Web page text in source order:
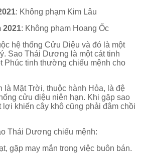
: Không phạm Kim Lâu
2021: Không phạm Hoang Ốc
hệ thống Cửu Diệu và đó là một
Sao Thái Dương là một cát tinh
Phúc tinh thường chiếu mệnh cho
Mặt Trời, thuộc hành Hỏa, là đệ
cửu diệu niên hạn. Khi gặp sao
khiến cây khô cũng phải đâm chồi
Thái Dương chiếu mệnh:
gặp may mắn trong việc buôn bán.